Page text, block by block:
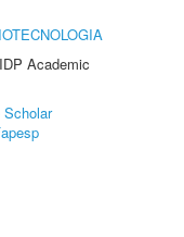
Academic
Scholar